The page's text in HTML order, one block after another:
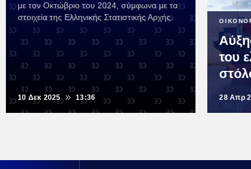
με τον Οκτώβριο του 2024, σύμφωνα με τα
στοιχεία της Ελληνικής Στατιστικής Αρχής.
10 Δεκ 2025 13:36
του
28 Απρ